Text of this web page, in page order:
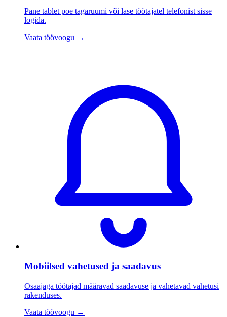
Pane tablet poe tagaruumi või lase töötajatel telefonist sisse
logida.
Vaata töövoogu →
Mobiilsed vahetused ja saadavus
Osaajaga töötajad määravad saadavuse ja vahetavad vahetusi
rakenduses.
Vaata töövoogu →